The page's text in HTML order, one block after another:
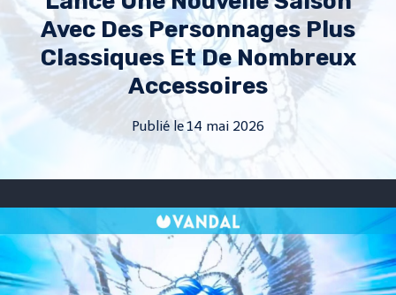
Avec Des Personnages Plus
Classiques Et De Nombreux
Accessoires
Publié le14 mai 2026